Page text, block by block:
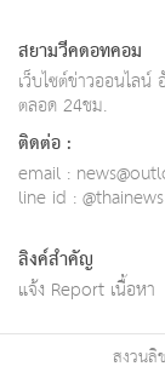
สยามวีคดอทคอม
เว็บไซต์ข่าวออนไล
ตลอด 24ชม.
ติดต่อ :
email :
line id : @thainews
ลิงค์สำคัญ
แจ้ง Report เนื้อหา
สงวนลิ